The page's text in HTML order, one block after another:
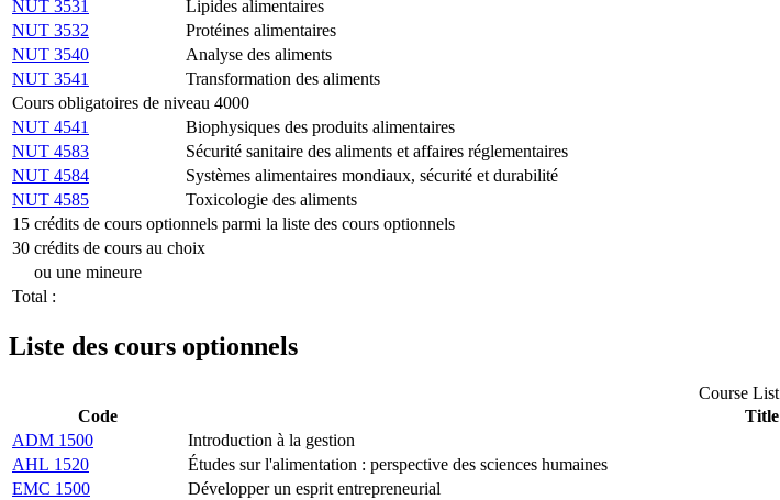
NUT 3531
Lipides alimentaires
NUT 3532
Protéines alimentaires
NUT 3540
Analyse des aliments
NUT 3541
Transformation des aliments
Cours obligatoires de niveau 4000
NUT 4541
Biophysiques des produits alimentaires
NUT 4583
Sécurité sanitaire des aliments et affaires réglementaires
NUT 4584
Systèmes alimentaires mondiaux, sécurité et durabilité
NUT 4585
Toxicologie des aliments
15 crédits de cours optionnels parmi la liste des cours optionnels
30 crédits de cours au choix
ou une mineure
Total :
Liste des cours optionnels
Course List
Code
Title
ADM 1500
Introduction à la gestion
AHL 1520
Études sur l'alimentation : perspective des sciences humaines
EMC 1500
Développer un esprit entrepreneurial